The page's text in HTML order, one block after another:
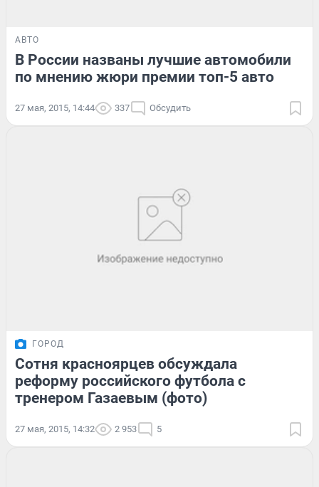
АВТО
В России названы лучшие автомобили
по мнению жюри премии топ-5 авто
27 мая, 2015, 14:44 337 Обсудить
ГОРОД
Сотня красноярцев обсуждала
реформу российского футбола с
тренером Газаевым (фото)
27 мая, 2015, 14:32 2 953 5